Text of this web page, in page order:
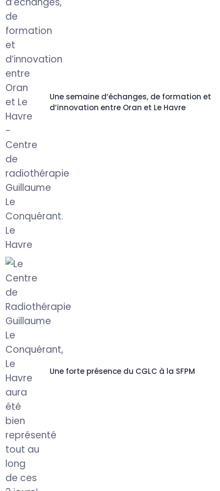
Une semaine d’échanges, de formation et
d’innovation entre Oran et Le Havre
Une forte présence du CGLC à la SFPM